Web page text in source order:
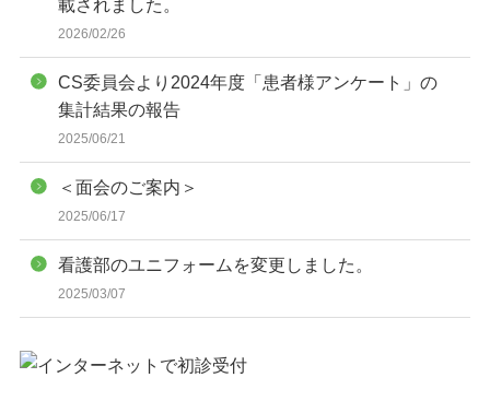
載されました。
2026/02/26
CS委員会より2024年度「患者様アンケート」の
集計結果の報告
2025/06/21
＜面会のご案内＞
2025/06/17
看護部のユニフォームを変更しました。
2025/03/07